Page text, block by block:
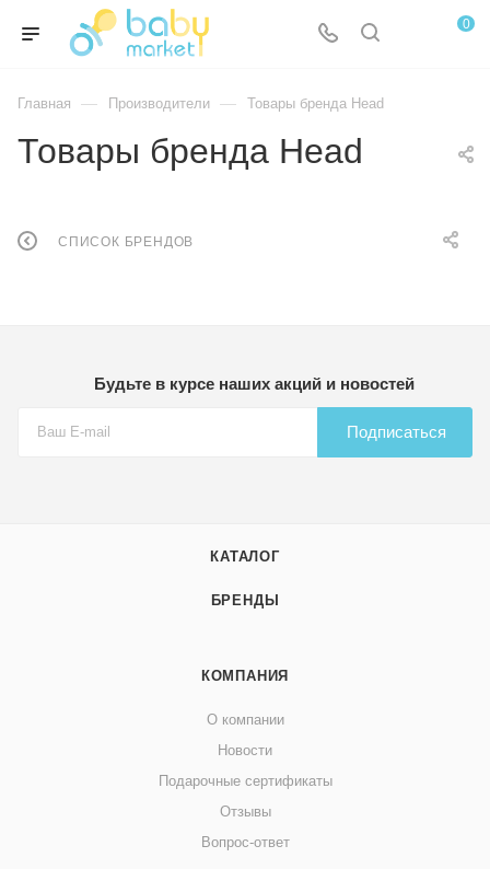
0
Главная — Производители — Товары бренда Head
Товары бренда Head
СПИСОК БРЕНДОВ
Будьте в курсе наших акций и новостей
Подписаться
КАТАЛОГ
БРЕНДЫ
КОМПАНИЯ
О компании
Новости
Подарочные сертификаты
Отзывы
Вопрос-ответ